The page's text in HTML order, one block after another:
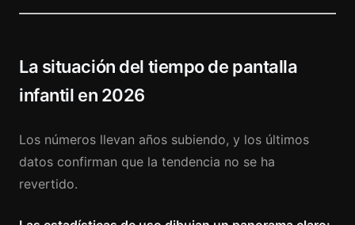
La situación del tiempo de pantalla
infantil en 2026
Los números llevan años subiendo, y los últimos
datos confirman que la tendencia no se ha
revertido.